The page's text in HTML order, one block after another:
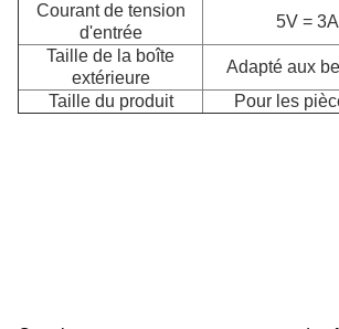
Courant de tension
d'entrée
5V =
Taille de la boîte
extérieure
Adapté aux
Taille du produit
Pour les